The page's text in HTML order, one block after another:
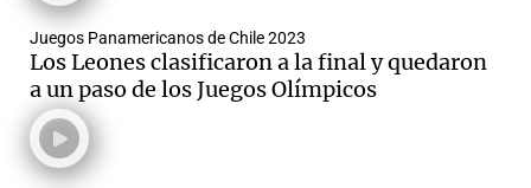
Juegos Panamericanos de Chile 2023
Los Leones clasificaron a la final y quedaron
a un paso de los Juegos Olímpicos